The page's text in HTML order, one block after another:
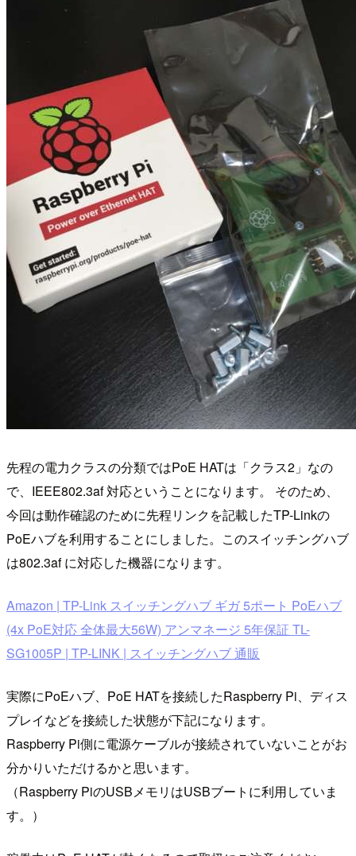
先程の電力クラスの分類ではPoE HATは「クラス2」なの
で、IEEE802.3af 対応ということになります。 そのため、
今回は動作確認のために先程リンクを記載したTP-Linkの
PoEハブを利用することにしました。このスイッチングハブ
は802.3af に対応した機器になります。
Amazon | TP-Link スイッチングハブ ギガ 5ポート PoEハブ
(4x PoE対応 全体最大56W) アンマネージ 5年保証 TL-
SG1005P | TP-LINK | スイッチングハブ 通販
実際にPoEハブ、PoE HATを接続したRaspberry Pi、ディス
プレイなどを接続した状態が下記になります。
Raspberry Pi側に電源ケーブルが接続されていないことがお
分かりいただけるかと思います。
（Raspberry PiのUSBメモリはUSBブートに利用していま
す。）